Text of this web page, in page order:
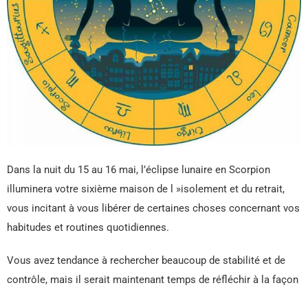
Dans la nuit du 15 au 16 mai, l’éclipse lunaire en Scorpion
illuminera votre sixième maison de l »isolement et du retrait,
vous incitant à vous libérer de certaines choses concernant vos
habitudes et routines quotidiennes.
Vous avez tendance à rechercher beaucoup de stabilité et de
contrôle, mais il serait maintenant temps de réfléchir à la façon